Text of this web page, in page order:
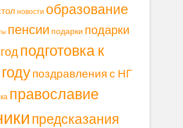
новости образование
пенсии подарки подарки
подготовка к
поздравления с НГ
православие
предсказания